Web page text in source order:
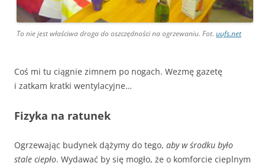
To nie jest właściwa droga do oszczędności na ogrzewaniu. Fot. uufs.net
Coś mi tu ciągnie zimnem po nogach. Wezmę gazetę
i zatkam kratki wentylacyjne…
Fizyka na ratunek
Ogrzewając budynek dążymy do tego, aby w środku było
stale ciepło. Wydawać by się mogło, że o komforcie cieplnym